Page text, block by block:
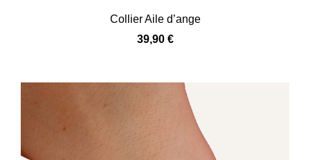
Collier Aile d’ange
39,90 €